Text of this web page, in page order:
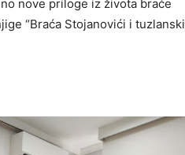
nove priloge iz života braće
“Braća Stojanovići i tuzlanski